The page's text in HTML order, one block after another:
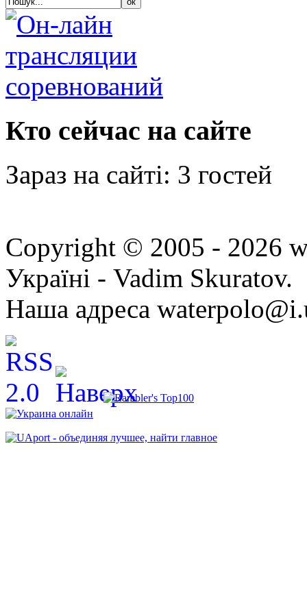
Кто сейчас на сайте
Зараз на сайті: 3 гостей
Copyright © 2005 - 2026
Україні - Vadim Skuratov.
Наша адреса